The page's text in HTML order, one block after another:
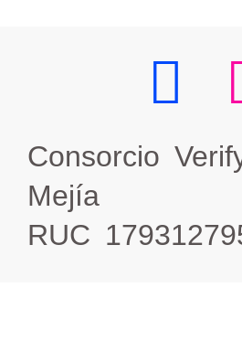
Consorcio
Mejía
RUC